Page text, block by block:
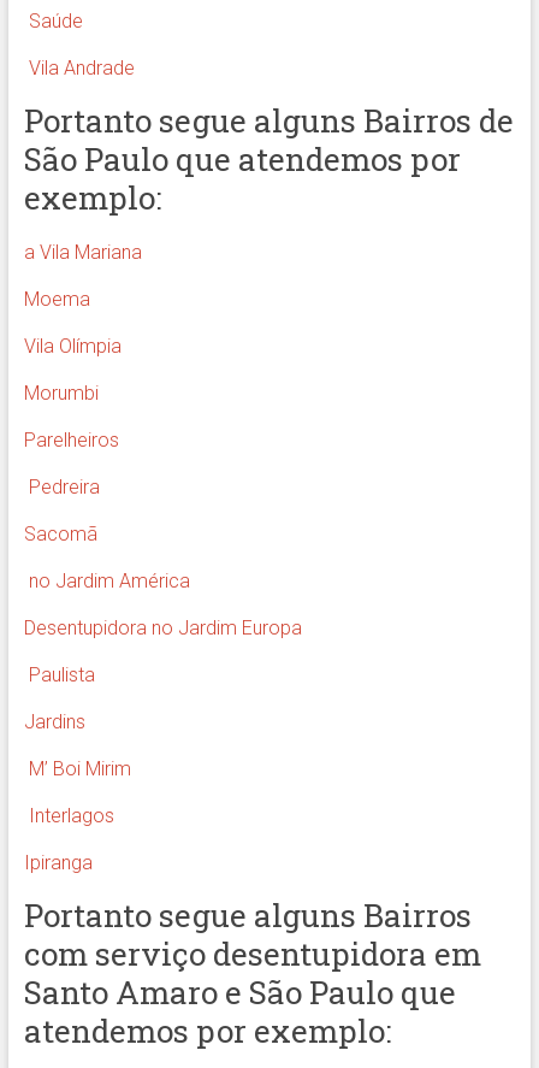
Saúde
Vila Andrade
Portanto segue alguns Bairros de
São Paulo que atendemos por
exemplo:
a Vila Mariana
Moema
Vila Olímpia
Morumbi
Parelheiros
Pedreira
Sacomã
no Jardim América
Desentupidora no Jardim Europa
Paulista
Jardins
M’ Boi Mirim
Interlagos
Ipiranga
Portanto segue alguns Bairros
com serviço desentupidora em
Santo Amaro e São Paulo que
atendemos por exemplo: